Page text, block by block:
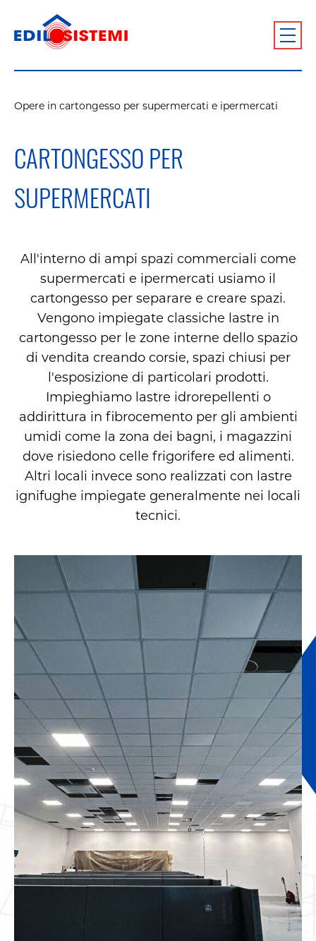
Opere in cartongesso per supermercati e ipermercati
CARTONGESSO PER
SUPERMERCATI
All'interno di ampi spazi commerciali come
supermercati e ipermercati usiamo il
cartongesso per separare e creare spazi.
Vengono impiegate classiche lastre in
cartongesso per le zone interne dello spazio
di vendita creando corsie, spazi chiusi per
l'esposizione di particolari prodotti.
Impieghiamo lastre idrorepellenti o
addirittura in fibrocemento per gli ambienti
umidi come la zona dei bagni, i magazzini
dove risiedono celle frigorifere ed alimenti.
Altri locali invece sono realizzati con lastre
ignifughe impiegate generalmente nei locali
tecnici.